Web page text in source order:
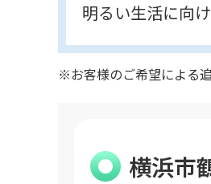
明るい生活に向
※お客様のご希望による
横浜市